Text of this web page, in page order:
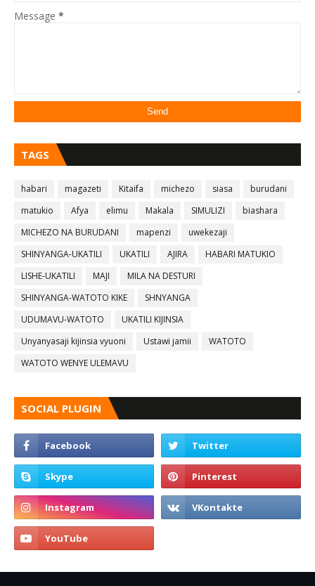
Message *
TAGS
habari magazeti Kitaifa michezo siasa
burudani
matukio
Afya elimu Makala SIMULIZI
biashara
MICHEZO NA BURUDANI
mapenzi
uwekezaji
SHINYANGA-UKATILI
UKATILI AJIRA
HABARI MATUKIO
LISHE-UKATILI
MAJI
MILA NA DESTURI
SHINYANGA-WATOTO KIKE
SHNYANGA
UDUMAVU-WATOTO
UKATILI KIJINSIA
Unyanyasaji kijinsia vyuoni
Ustawi jamii
WATOTO
WATOTO WENYE ULEMAVU
SOCIAL PLUGIN